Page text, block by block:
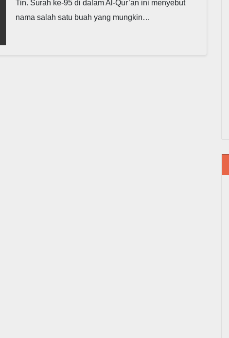
Tin. Surah ke-95 di dalam Al-Qur’an ini menyebut
nama salah satu buah yang mungkin…